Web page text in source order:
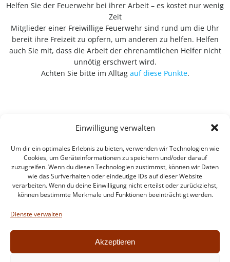
Einwilligung verwalten
Um dir ein optimales Erlebnis zu bieten, verwenden wir Technologien wie
Cookies, um Geräteinformationen zu speichern und/oder darauf
zuzugreifen. Wenn du diesen Technologien zustimmst, können wir Daten
wie das Surfverhalten oder eindeutige IDs auf dieser Website
verarbeiten. Wenn du deine Einwilligung nicht erteilst oder zurückziehst,
können bestimmte Merkmale und Funktionen beeinträchtigt werden.
Dienste verwalten
Akzeptieren
Helfen Sie der Feuerwehr bei ihrer Arbeit – es kostet nur wenig
Zeit
Mitglieder einer Freiwillige Feuerwehr sind rund um die Uhr
bereit ihre Freizeit zu opfern, um anderen zu helfen. Helfen
auch Sie mit, dass die Arbeit der ehrenamtlichen Helfer nicht
unnötig erschwert wird.
Achten Sie bitte im Alltag auf diese Punkte.
Intern